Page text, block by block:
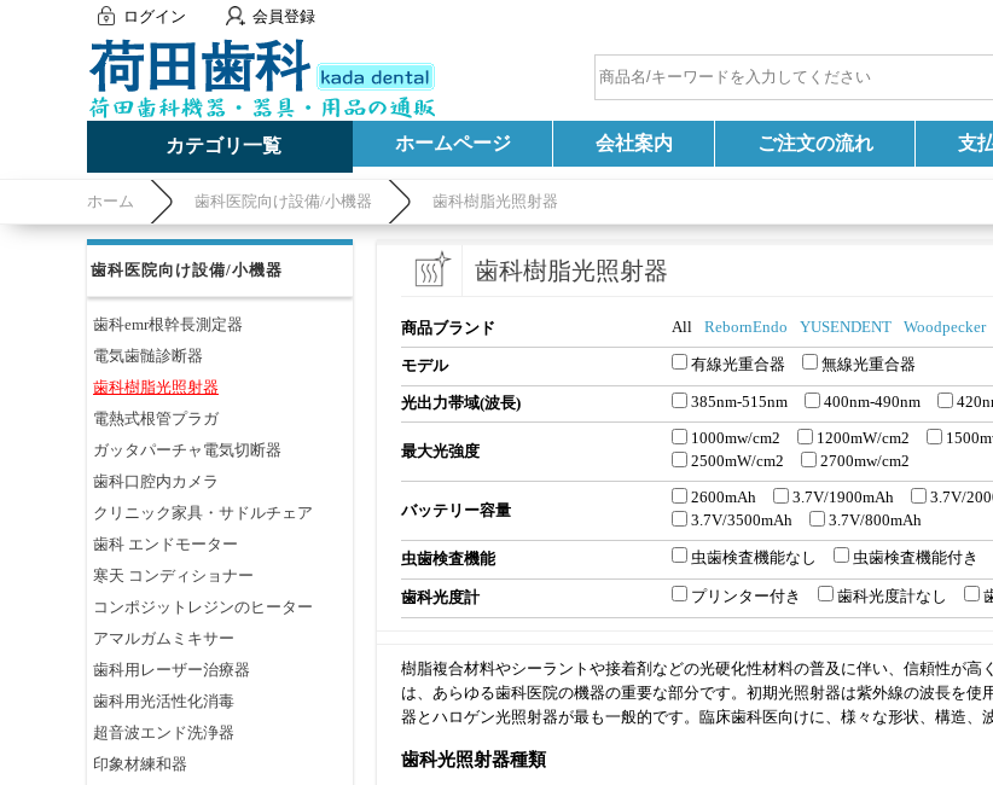
ログイン 会員登録
カテゴリ一覧 ホームページ 会社案内 ご注文の流れ 支
ホーム 歯科医院向け設備/小機器 歯科樹脂光照射器
歯科医院向け設備/小機器
歯科emr根幹長測定器
電気歯髄診断器
歯科樹脂光照射器
電熱式根管プラガ
ガッタパーチャ電気切断器
歯科口腔内カメラ
クリニック家具・サドルチェア
歯科 エンドモーター
寒天 コンディショナー
コンポジットレジンのヒーター
アマルガムミキサー
歯科用レーザー治療器
歯科用光活性化消毒
超音波エンド洗浄器
印象材練和器
歯科樹脂光照射器
商品ブランド All RebornEndo YUSENDENT Woodpecker
モデル 有線光重合器 無線光重合器
光出力帯域(波長) 385nm-515nm 400nm-490nm
最大光強度
1000mw/cm2 1200mW/cm2
2500mW/cm2
2700mw/cm2
バッテリー容量
2600mAh 3.7V/1900mAh 3.7V/
3.7V/3500mAh
3.7V/800mAh
虫歯検査機能 虫歯検査機能なし 虫歯検査機能付き
歯科光度計 プリンター付き 歯科光度計なし
樹脂複合材料やシーラントや接着剤などの光硬化性材料の普及に伴い、信頼性が
は、あらゆる歯科医院の機器の重要な部分です。初期光照射器は紫外線の波長を
器とハロゲン光照射器が最も一般的です。臨床歯科医向けに、様々な形状、構造、
歯科光照射器種類